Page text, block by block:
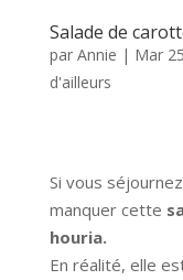
Salade de
par Annie | Mar
d'ailleurs
Si vous
manquer cette
houria.
En réalité, elle